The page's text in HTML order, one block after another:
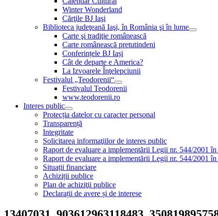
Winter Wonderland
Cărţile BJ Iaşi
Biblioteca judeţeană Iaşi, în România şi în lume
Carte şi tradiţie românească
Carte românească pretutindeni
Conferințele BJ Iași
Cât de departe e America?
La Izvoarele Înţelepciunii
Festivalul „Teodorenii“
Festivalul Teodorenii
www.teodorenii.ro
Interes public
Protecția datelor cu caracter personal
Transparență
Integritate
Solicitarea informaţiilor de interes public
Raport de evaluare a implementării Legii nr. 544/2001
Raport de evaluare a implementării Legii nr. 544/2001
Situații financiare
Achiziții publice
Plan de achiziţii publice
Declarații de avere și de interese